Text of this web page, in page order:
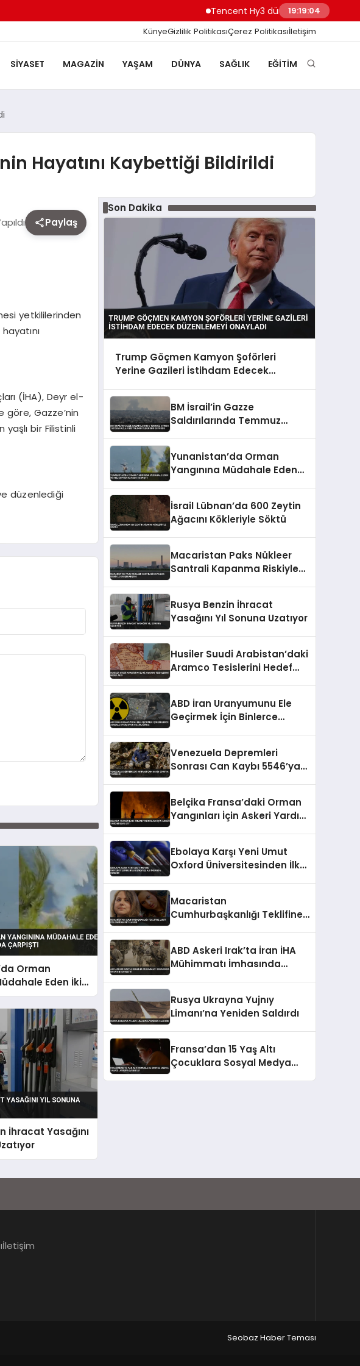
Tencent Hy3 dünya genelinde
19:19:05
KünyeGizlilik PolitikasıÇerez Politikasıİletişim
SIYASET MAGAZIN YAŞAM DÜNYA SAĞLIK EĞITIM
Hayatını Kaybettiği Bildirildi
Paylaş
yetkililerinden
(İHA), Deyr el-
göre, Gazze’nin
yaşlı bir Filistinli
düzenlediği
Orman
Eden İki
Çarpıştı
İhracat Yasağını
Son Dakika
Trump Göçmen Kamyon Şoförleri
Yerine Gazileri İstihdam Edecek
BM İsrail’in Gazze
Saldırılarında Temmuz
Duyurdu
Yunanistan’da Orman
Yangınına Müdahale Eden
İsrail Lübnan’da 600 Zeytin
Ağacını Kökleriyle Söktü
Macaristan Paks Nükleer
Santrali Kapanma Riskiyle
Rusya Benzin İhracat
Yasağını Yıl Sonuna Uzatıyor
Husiler Suudi Arabistan’daki
Aramco Tesislerini Hedef
ABD İran Uranyumunu Ele
Geçirmek İçin Binlerce
Venezuela Depremleri
Sonrası Can Kaybı 5546’ya
Belçika Fransa’daki Orman
Yangınları İçin Askeri Yardım
Ebolaya Karşı Yeni Umut
Oxford Üniversitesinden İlk
Macaristan
Cumhurbaşkanlığı Teklifine
ABD Askeri Irak’ta İran İHA
Mühimmatı İmhasında
Rusya Ukrayna Yujnıy
Limanı’na Yeniden Saldırdı
Fransa’dan 15 Yaş Altı
Çocuklara Sosyal Medya
İletişim
Seobaz Haber Teması